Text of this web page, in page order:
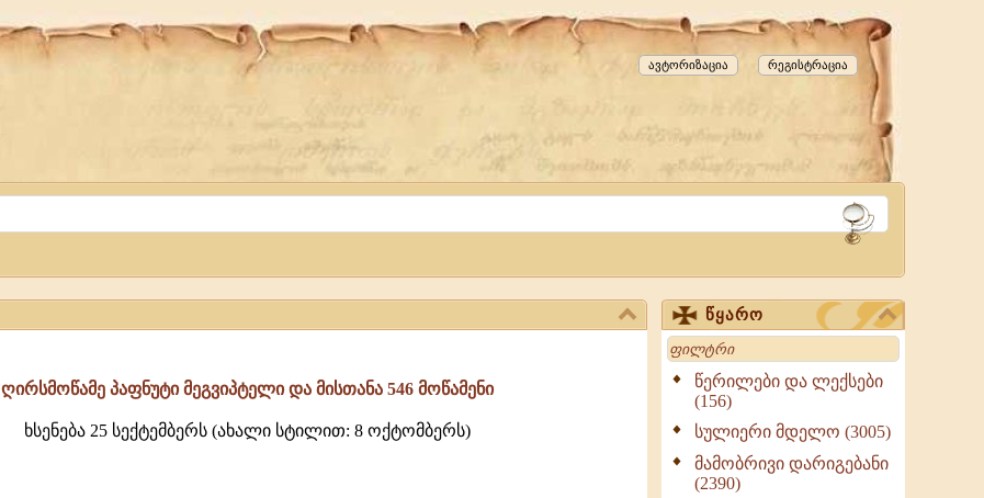
რეგისტრაცია
ავტორიზაცია
ღირსმოწამე პაფნუტი მეგვიპტელი და მისთანა 546 მოწამენი
ხსენება 25 სექტემბერს (ახალი სტილით: 8 ოქტომბერს)
წყარო
Search
წერილები და ლექსები
(156)
სულიერი მდელო (3005)
მამობრივი დარიგებანი
(2390)